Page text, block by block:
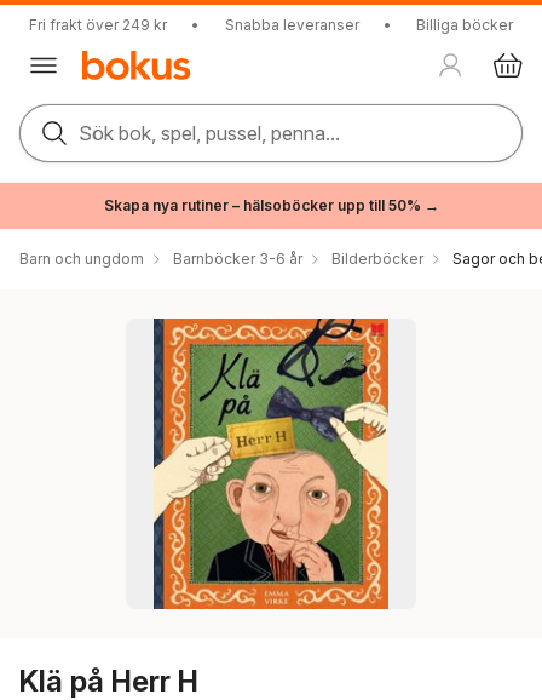
Fri frakt över 249 kr • Snabba leveranser • Billiga böcker
Sök bok, spel, pussel, penna...
Skapa nya rutiner – hälsoböcker upp till 50% →
Barn och ungdom Barnböcker 3-6 år Bilderböcker Sagor och
Klä på Herr H